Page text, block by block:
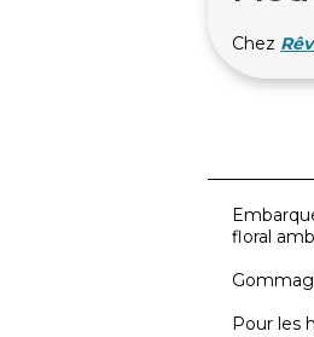
Chez
floral
Pour les